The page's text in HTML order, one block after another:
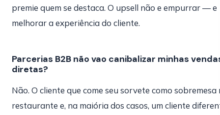
premie quem se destaca. O upsell não e empurrar — e
melhorar a experiência do cliente.
Parcerias B2B não vao canibalizar minhas
diretas?
Não. O cliente que come seu sorvete como sobremesa
restaurante e, na maiória dos casos, um cliente